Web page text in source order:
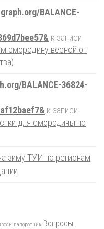
BALANCE-
к записи
смородину весной от
BALANCE-36824-
к записи
для смородины по
зиму ТУИ по регионам
папоротник Вопросы